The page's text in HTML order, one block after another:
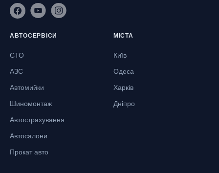
АВТОСЕРВІСИ
СТО
АЗС
Автомийки
Шиномонтаж
Автострахування
Автосалони
Прокат авто
МІСТА
Київ
Одеса
Харків
Дніпро